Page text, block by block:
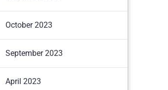
October 2023
September 2023
April 2023